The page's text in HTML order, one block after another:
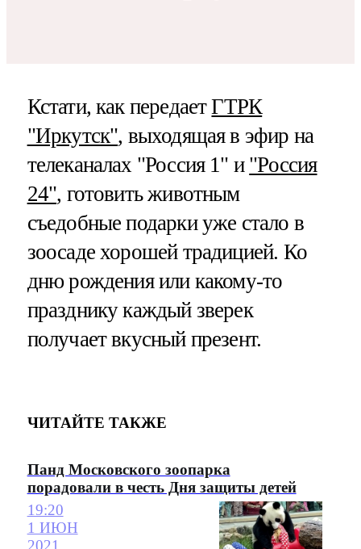
Кстати, как передаетГТРК
"Иркутск", выходящая в эфир на
телеканалах "Россия 1" и "Россия
24", готовить животным
съедобные подарки уже стало в
зоосаде хорошей традицией. Ко
дню рождения или какому-то
празднику каждый зверек
получает вкусный презент.
ЧИТАЙТЕ ТАКЖЕ
Панд Московского зоопарка
порадовали в честь Дня защиты детей
19:20
1 ИЮН